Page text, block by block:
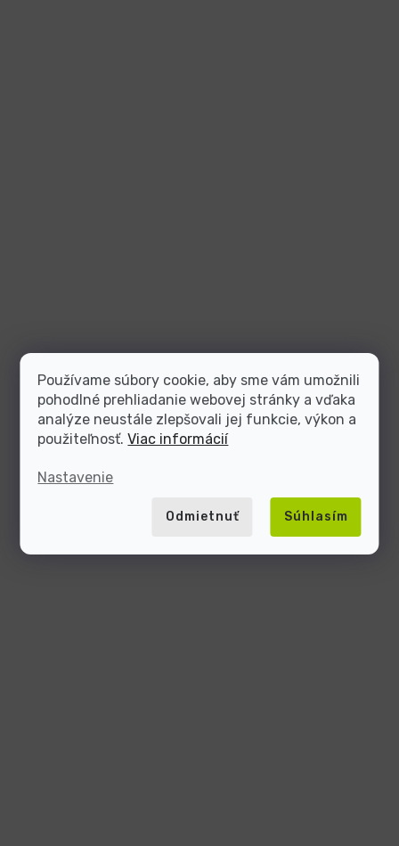
Používame súbory cookie, aby sme vám umožnili
pohodlné prehliadanie webovej stránky a vďaka
analýze neustále zlepšovali jej funkcie, výkon a
použiteľnosť.Viac informácií
Nastavenie
Odmietnuť Súhlasím